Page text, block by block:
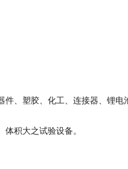
、塑胶、化工、连接器、锂电
积大之试验设备。